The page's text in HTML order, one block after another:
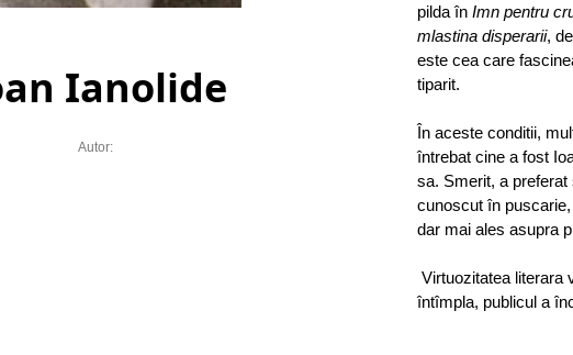
Ianolide
Autor:
pilda în Imn pentru
mlastina disperarii,
este cea care
tiparit.
În aceste conditii,
întrebat cine a fost
sa. Smerit, a
cunoscut în
dar mai ales asupra
Virtuozitatea literara
întîmpla, publicul a